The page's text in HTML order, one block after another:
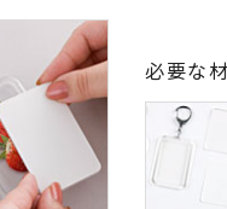
必要な